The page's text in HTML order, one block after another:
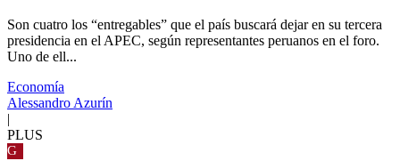
Son cuatro los “entregables” que el país buscará dejar en su tercera
presidencia en el APEC, según representantes peruanos en el foro.
Uno de ell...
Economía
Alessandro Azurín
|
PLUS
G